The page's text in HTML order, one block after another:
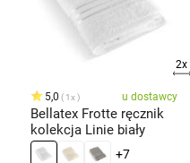
2x
5,0 1x u dostawcy
Bellatex Frotte ręcznik
kolekcja Linie biały
+7